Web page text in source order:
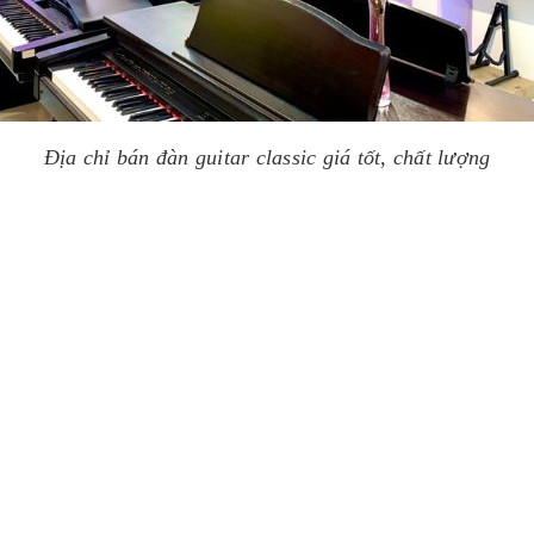
Địa chỉ bán đàn guitar classic giá tốt, chất lượng